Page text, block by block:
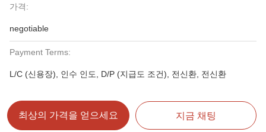
가격:
negotiable
Payment Terms:
L/C (신용장), 인수 인도, D/P (지급도 조건), 전신환, 전신환
최상의 가격을 얻으세요 지금 채팅